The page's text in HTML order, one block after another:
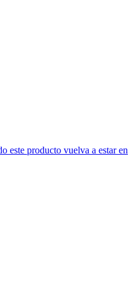
este producto vuelva a estar en